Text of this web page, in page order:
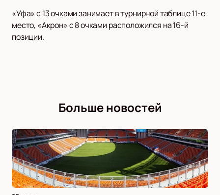
«Уфа» с 13 очками занимает в турнирной таблице 11-е
место, «Акрон» с 8 очками расположился на 16-й
позиции.
Больше новостей